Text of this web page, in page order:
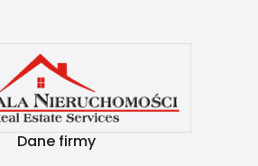
Dane firmy